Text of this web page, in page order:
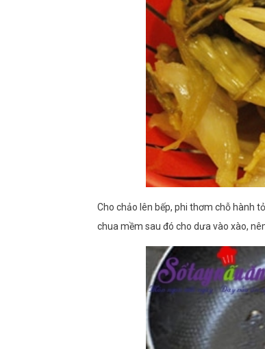
Cho chảo lên bếp, phi thơm chỗ hành
chua mềm sau đó cho dưa vào xào,